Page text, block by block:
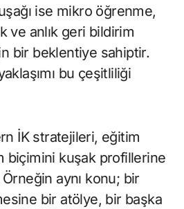
ise mikro öğrenme,
ve anlık geri bildirim
bir beklentiye sahiptir.
bu çeşitliliği
İK stratejileri, eğitim
biçimini kuşak profillerine
aynı konu; bir
bir atölye, bir başka